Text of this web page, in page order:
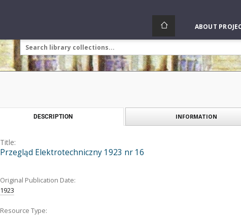
ABOUT
DESCRIPTION INFORMATION
Title:
Przegląd Elektrotechniczny 1923 nr 16
Original Publication Date:
1923
Resource Type: